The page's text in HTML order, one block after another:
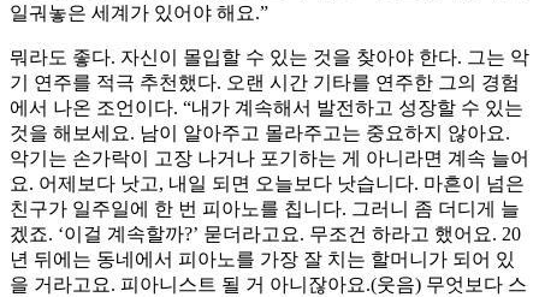
일궈놓은 세계가 있어야 해요.”
뭐라도 좋다. 자신이 몰입할 수 있는 것을 찾아야 한다. 그는 악
기 연주를 적극 추천했다. 오랜 시간 기타를 연주한 그의 경험
에서 나온 조언이다. “내가 계속해서 발전하고 성장할 수 있는
것을 해보세요. 남이 알아주고 몰라주고는 중요하지 않아요.
악기는 손가락이 고장 나거나 포기하는 게 아니라면 계속 늘어
요. 어제보다 낫고, 내일 되면 오늘보다 낫습니다. 마흔이 넘은
친구가 일주일에 한 번 피아노를 칩니다. 그러니 좀 더디게 늘
겠죠. ‘이걸 계속할까?’ 묻더라고요. 무조건 하라고 했어요. 20
년 뒤에는 동네에서 피아노를 가장 잘 치는 할머니가 되어 있
을 거라고요. 피아니스트 될 거 아니잖아요.(웃음) 무엇보다 스